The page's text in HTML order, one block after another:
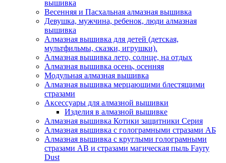
вышивка
Весенняя и Пасхальная алмазная вышивка
Девушка, мужчина, ребенок, люди алмазная
вышивка
Алмазная вышивка для детей (детская,
мультфильмы, сказки, игрушки).
Алмазная вышивка лето, солнце, на отдых
Алмазная вышивка осень, осенняя
Модульная алмазная вышивка
Алмазная вышивка мерцающими блестящими
стразами
Аксессуары для алмазной вышивки
Изделия в алмазной вышивке
Алмазная вышивка Котики защитники Серия
Алмазная вышивка с голограмными стразами АБ
Алмазная вышивка с круглыми голограмными
стразами AB и стразами магическая пыль Fayry
Dust